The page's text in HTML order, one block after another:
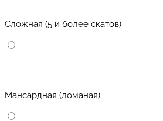
Сложная (5 и более скатов)
Мансардная (ломаная)